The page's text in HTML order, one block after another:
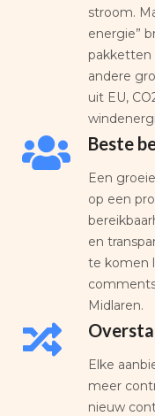
stroom.
energie”
pakketten
andere
uit EU,
Beste
Een
op een
en
te komen
Midlaren.
Elke
meer
nieuw